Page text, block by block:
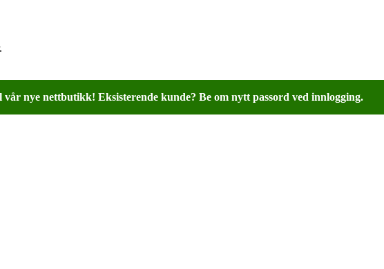
vår nye nettbutikk! Eksisterende kunde? Be om nytt passord ved innlogging.